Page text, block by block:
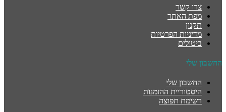
צרו קשר
מפת האתר
תקנון
מדיניות הפרטיות
ביטולים
החשבון שלי
החשבון שלי
היסטוריית ההזמנות
רשימת תפוצה